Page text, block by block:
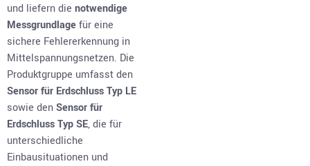
und liefern die notwendige
Messgrundlagefür eine
sichere Fehlererkennung in
Mittelspannungsnetzen. Die
Produktgruppe umfasst den
Sensor für Erdschluss Typ LE
sowie denSensor für
Erdschluss Typ SE, die für
unterschiedliche
Einbausituationen und